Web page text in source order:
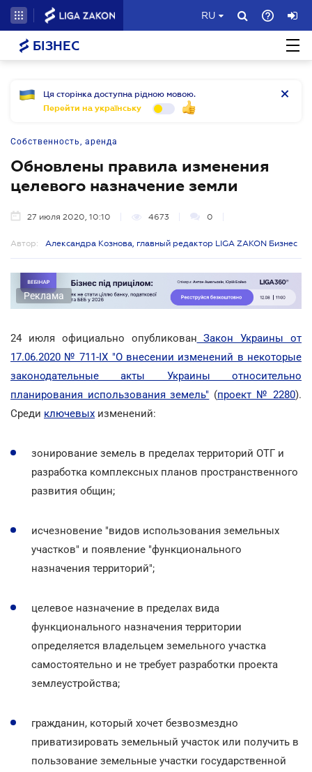
RU
БІЗНЕС
Ця сторінка доступна рідною мовою.
Перейти на українську
Собственность, аренда
Обновлены правила изменения
целевого назначение земли
27 июля 2020, 10:10 4673 0
Автор: Александра Кознова, главный редактор LIGA ZAKON Бизнес
Реклама
24 июля официально опубликован Закон Украины от
17.06.2020 № 711-IX "О внесении изменений в некоторые
законодательные акты Украины относительно
планирования использования земель" (проект № 2280).
Среди ключевых изменений:
зонирование земель в пределах территорий ОТГ и
разработка комплексных планов пространственного
развития общин;
исчезновение "видов использования земельных
участков" и появление "функционального
назначения территорий";
целевое назначение в пределах вида
функционального назначения территории
определяется владельцем земельного участка
самостоятельно и не требует разработки проекта
землеустройства;
гражданин, который хочет безвозмездно
приватизировать земельный участок или получить в
пользование земельные участки государственной